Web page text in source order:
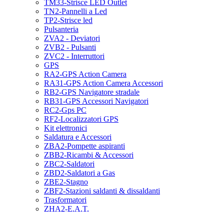
TM33-Strisce LED Outlet
TN2-Pannelli a Led
TP2-Strisce led
Pulsanteria
ZVA2 - Deviatori
ZVB2 - Pulsanti
ZVC2 - Interruttori
GPS
RA2-GPS Action Camera
RA31-GPS Action Camera Accessori
RB2-GPS Navigatore stradale
RB31-GPS Accessori Navigatori
RC2-Gps PC
RF2-Localizzatori GPS
Kit elettronici
Saldatura e Accessori
ZBA2-Pompette aspiranti
ZBB2-Ricambi & Accessori
ZBC2-Saldatori
ZBD2-Saldatori a Gas
ZBE2-Stagno
ZBF2-Stazioni saldanti & dissaldanti
Trasformatori
ZHA2-E.A.T.